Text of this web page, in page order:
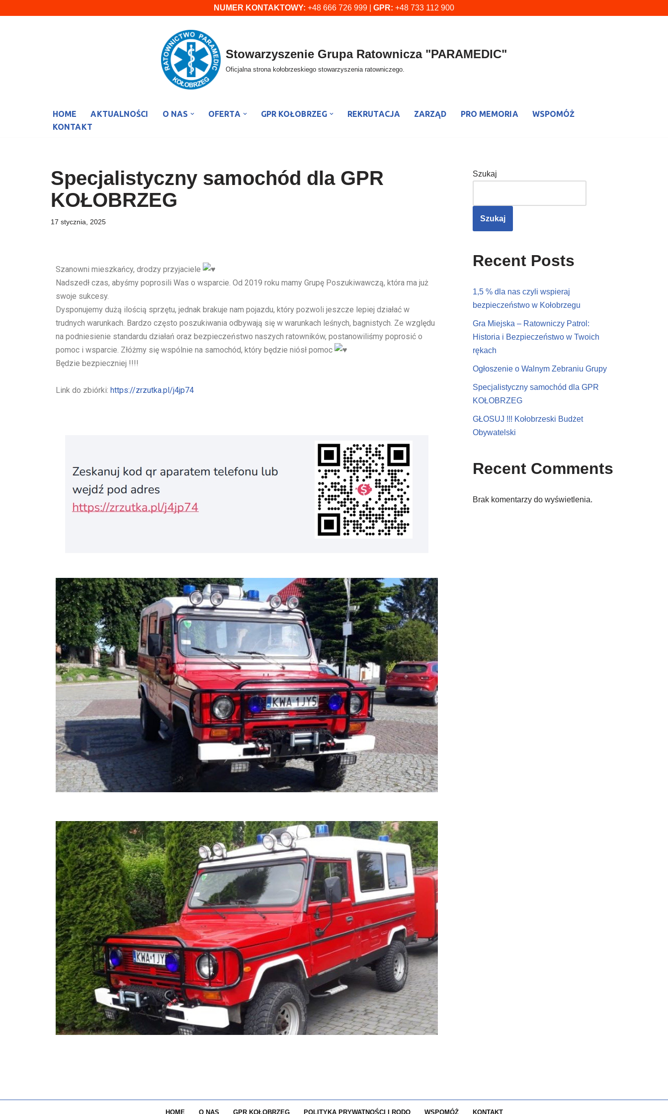
NUMER KONTAKTOWY: +48 666 726 999 | GPR: +48 733 112 900
Stowarzyszenie Grupa Ratownicza "PARAMEDIC"
Oficjalna strona kołobrzeskiego stowarzyszenia ratowniczego.
HOME AKTUALNOŚCI O NAS OFERTA GPR KOŁOBRZEG REKRUTACJA ZARZĄD PRO MEMORIA
WSPOMÓŻ
KONTAKT
Specjalistyczny samochód dla GPR
KOŁOBRZEG
17 stycznia, 2025
Szanowni mieszkańcy, drodzy przyjaciele
Nadszedł czas, abyśmy poprosili Was o wsparcie. Od 2019 roku mamy Grupę Poszukiwawczą, która ma już
swoje sukcesy.
Dysponujemy dużą ilością sprzętu, jednak brakuje nam pojazdu, który pozwoli jeszcze lepiej działać w
trudnych warunkach. Bardzo często poszukiwania odbywają się w warunkach leśnych, bagnistych. Ze względu
na podniesienie standardu działań oraz bezpieczeństwo naszych ratowników, postanowiliśmy poprosić o
pomoc i wsparcie. Złóżmy się wspólnie na samochód, który będzie niósł pomoc
Będzie bezpieczniej !!!!
Link do zbiórki: https://zrzutka.pl/j4jp74
Szukaj
Szukaj
Recent Posts
1,5 % dla nas czyli wspieraj
bezpieczeństwo w Kołobrzegu
Gra Miejska – Ratowniczy Patrol:
Historia i Bezpieczeństwo w Twoich
rękach
Ogłoszenie o Walnym Zebraniu Grupy
Specjalistyczny samochód dla GPR
KOŁOBRZEG
GŁOSUJ !!! Kołobrzeski Budżet
Obywatelski
Recent Comments
Brak komentarzy do wyświetlenia.
HOME O NAS GPR KOŁOBRZEG POLITYKA PRYWATNOŚCI I RODO WSPOMÓŻ KONTAKT